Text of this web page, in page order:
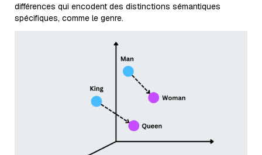
différences qui encodent des distinctions sémantiques
spécifiques, comme le genre.